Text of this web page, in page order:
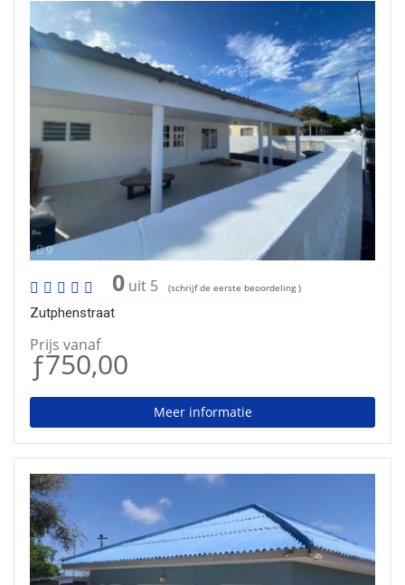
9
0 uit 5 (schrijf de eerste beoordeling )
Zutphenstraat
Prijs vanaf
ƒ750,00
Meer informatie